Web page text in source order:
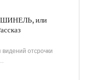
или
отсрочки